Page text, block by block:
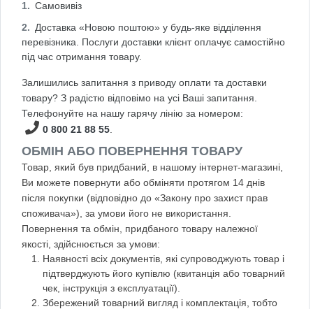
Самовивіз
Доставка «Новою поштою» у будь-яке відділення
перевізника. Послуги доставки клієнт оплачує самостійно
під час отримання товару.
Залишились запитання з приводу оплати та доставки
товару? З радістю відповімо на усі Ваші запитання.
Телефонуйте на нашу гарячу лінію за номером:
0 800 21 88 55
ОБМІН АБО ПОВЕРНЕННЯ ТОВАРУ
Товар, який був придбаний, в нашому інтернет-магазині,
Ви можете повернути або обміняти протягом 14 днів
після покупки (відповідно до «Закону про захист прав
споживача»), за умови його не використання.
Повернення та обмін, придбаного товару належної
якості, здійснюється за умови:
Наявності всіх документів, які супроводжують товар і
підтверджують його купівлю (квитанція або товарний
чек, інструкція з експлуатації).
Збережений товарний вигляд і комплектація, тобто